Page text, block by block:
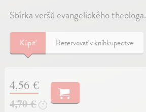
Sbírka veršů evangelického theologa.
Kúpiť Rezervovať v kníhkupectve
4,56 €
4,70 €
?